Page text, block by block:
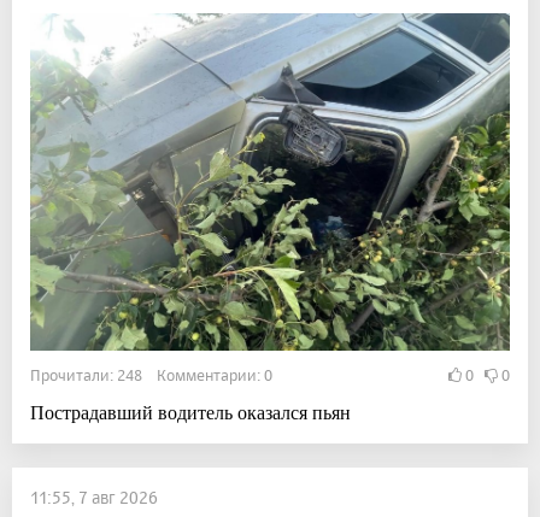
Прочитали: 248 Комментарии: 0 0 0
Пострадавший водитель оказался пьян
11:55, 7 авг 2026